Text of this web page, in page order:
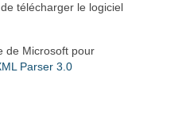
télécharger le logiciel
de Microsoft pour
Parser 3.0